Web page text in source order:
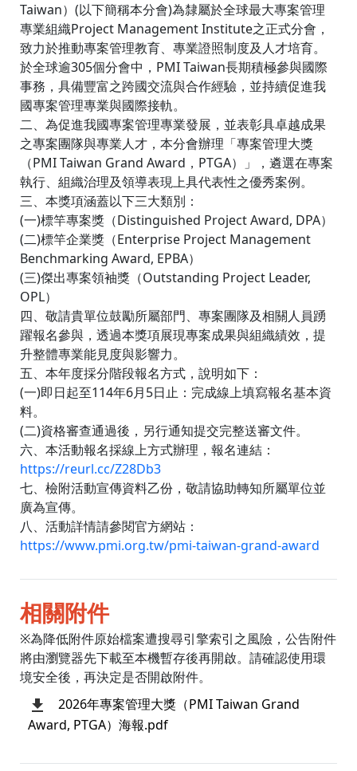
Taiwan）(以下簡稱本分會)為隸屬於全球最大專案管理
專業組織Project Management Institute之正式分會，
致力於推動專案管理教育、專業證照制度及人才培育。
於全球逾305個分會中，PMI Taiwan長期積極參與國際
事務，具備豐富之跨國交流與合作經驗，並持續促進我
國專案管理專業與國際接軌。
二、為促進我國專案管理專業發展，並表彰具卓越成果
之專案團隊與專業人才，本分會辦理「專案管理大獎
（PMI Taiwan Grand Award，PTGA）」，遴選在專案
執行、組織治理及領導表現上具代表性之優秀案例。
三、本獎項涵蓋以下三大類別：
(一)標竿專案獎（Distinguished Project Award, DPA）
(二)標竿企業獎（Enterprise Project Management
Benchmarking Award, EPBA）
(三)傑出專案領袖獎（Outstanding Project Leader,
OPL）
四、敬請貴單位鼓勵所屬部門、專案團隊及相關人員踴
躍報名參與，透過本獎項展現專案成果與組織績效，提
升整體專業能見度與影響力。
五、本年度採分階段報名方式，說明如下：
(一)即日起至114年6月5日止：完成線上填寫報名基本資
料。
(二)資格審查通過後，另行通知提交完整送審文件。
六、本活動報名採線上方式辦理，報名連結：
https://reurl.cc/Z28Db3
七、檢附活動宣傳資料乙份，敬請協助轉知所屬單位並
廣為宣傳。
八、活動詳情請參閱官方網站：
https://www.pmi.org.tw/pmi-taiwan-grand-award
相關附件
※為降低附件原始檔案遭搜尋引擎索引之風險，公告附件
將由瀏覽器先下載至本機暫存後再開啟。請確認使用環
境安全後，再決定是否開啟附件。
2026年專案管理大獎（PMI Taiwan Grand
Award, PTGA）海報.pdf